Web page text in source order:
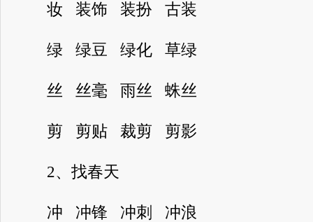
妆 装饰 装扮 古装
绿 绿豆 绿化 草绿
丝 丝毫 雨丝 蛛丝
剪 剪贴 裁剪 剪影
2、找春天
冲 冲锋 冲刺 冲浪